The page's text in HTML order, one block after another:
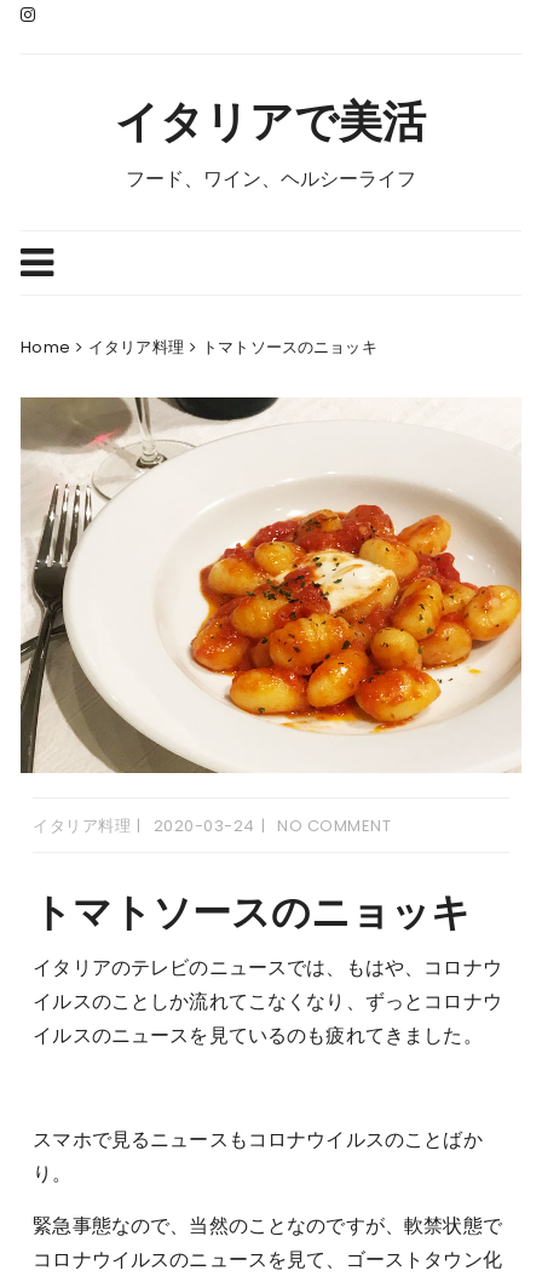
Skip
イタリアで美活
フード、ワイン、ヘルシーライフ
Home イタリア料理 トマトソースのニョッキ
イタリア料理 2020-03-24 NO COMMENT
トマトソースのニョッキ
イタリアのテレビのニュースでは、もはや、コロナウ
イルスのことしか流れてこなくなり、ずっとコロナウ
イルスのニュースを見ているのも疲れてきました。
スマホで見るニュースもコロナウイルスのことばか
り。
緊急事態なので、当然のことなのですが、軟禁状態で
コロナウイルスのニュースを見て、ゴーストタウン化